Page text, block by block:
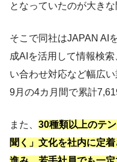
となっていたのが大き
そこで同社はJAPAN AI
成AIを活用して情報検
い合わせ対応など幅広
9月の4カ月間で累計
また、 30種類以上のテ
聞く」文化を社内に定